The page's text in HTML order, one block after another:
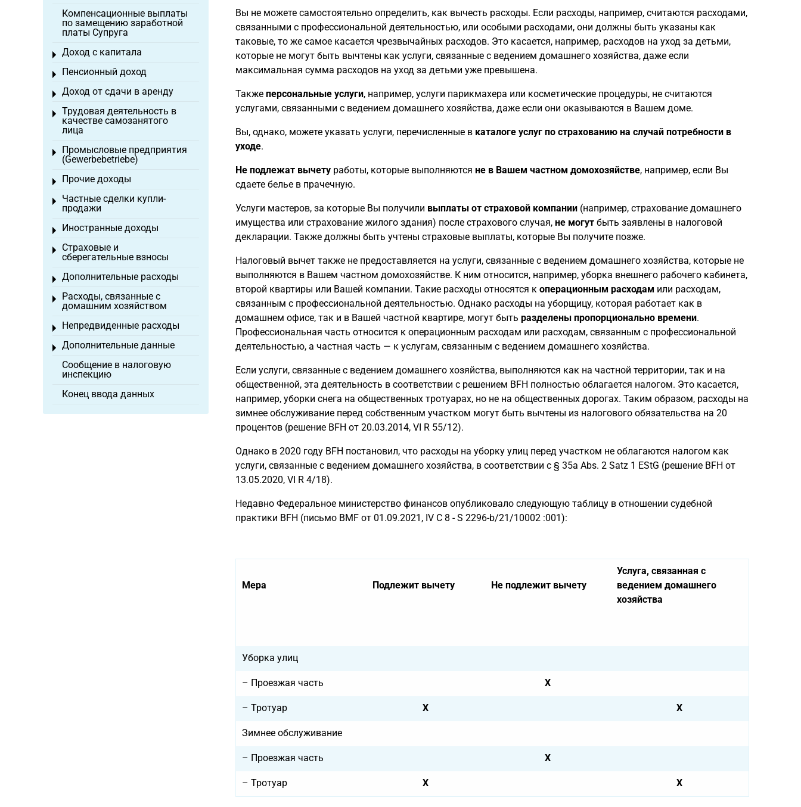
Вы не можете самостоятельно определить, как вычесть расходы. Если расходы, например, считаются расходами,
связанными с профессиональной деятельностью, или особыми расходами, они должны быть указаны как
таковые, то же самое касается чрезвычайных расходов. Это касается, например, расходов на уход за детьми,
которые не могут быть вычтены как услуги, связанные с ведением домашнего хозяйства, даже если
максимальная сумма расходов на уход за детьми уже превышена.
Также персональные услуги, например, услуги парикмахера или косметические процедуры, не считаются
услугами, связанными с ведением домашнего хозяйства, даже если они оказываются в Вашем доме.
Вы, однако, можете указать услуги, перечисленные в каталоге услуг по страхованию на случай потребности в
уходе.
Не подлежат вычетуработы, которые выполняются не в Вашем частном домохозяйстве, например, если Вы
сдаете белье в прачечную.
Услуги мастеров, за которые Вы получили выплаты от страховой компании(например, страхование домашнего
имущества или страхование жилого здания) после страхового случая, не могутбыть заявлены в налоговой
декларации. Также должны быть учтены страховые выплаты, которые Вы получите позже.
Налоговый вычет также не предоставляется на услуги, связанные с ведением домашнего хозяйства, которые не
выполняются в Вашем частном домохозяйстве. К ним относится, например, уборка внешнего рабочего кабинета,
второй квартиры или Вашей компании. Такие расходы относятся к операционным расходам или расходам,
связанным с профессиональной деятельностью. Однако расходы на уборщицу, которая работает как в
домашнем офисе, так и в Вашей частной квартире, могут быть разделены пропорционально времени.
Профессиональная часть относится к операционным расходам или расходам, связанным с профессиональной
деятельностью, а частная часть — к услугам, связанным с ведением домашнего хозяйства.
Если услуги, связанные с ведением домашнего хозяйства, выполняются как на частной территории, так и на
общественной, эта деятельность в соответствии с решением BFH полностью облагается налогом. Это касается,
например, уборки снега на общественных тротуарах, но не на общественных дорогах. Таким образом, расходы на
зимнее обслуживание перед собственным участком могут быть вычтены из налогового обязательства на 20
процентов (решение BFH от 20.03.2014, VI R 55/12).
Однако в 2020 году BFH постановил, что расходы на уборку улиц перед участком не облагаются налогом как
услуги, связанные с ведением домашнего хозяйства, в соответствии с § 35a Abs. 2 Satz 1 EStG (решение BFH от
13.05.2020, VI R 4/18).
Недавно Федеральное министерство финансов опубликовало следующую таблицу в отношении судебной
практики BFH (письмо BMF от 01.09.2021, IV C 8 - S 2296-b/21/10002 :001):
Мера Подлежит вычету Не подлежит вычету
Услуга, связанная с
ведением домашнего
хозяйства
Уборка улиц
– Проезжая часть X
– Тротуар X X
Зимнее обслуживание
– Проезжая часть X
– Тротуар X X
Компенсационные выплаты
по замещению заработной
платы Супруга
Доход с капитала
Toggle menu
Пенсионный доход
Toggle menu
Доход от сдачи в аренду
Toggle menu
Трудовая деятельность в
качестве самозанятого
лица
Toggle menu
Промысловые предприятия
(Gewerbebetriebe)
Toggle menu
Прочие доходы
Toggle menu
Частные сделки купли-
продажи
Toggle menu
Иностранные доходы
Toggle menu
Страховые и
сберегательные взносы
Toggle menu
Дополнительные расходы
Toggle menu
Расходы, связанные с
домашним хозяйством
Toggle menu
Непредвиденные расходы
Toggle menu
Дополнительные данные
Toggle menu
Сообщение в налоговую
инспекцию
Конец ввода данных